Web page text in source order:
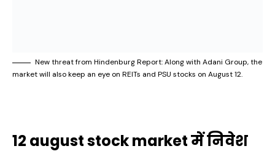
New threat from Hindenburg Report: Along with Adani Group, the
market will also keep an eye on REITs and PSU stocks on August 12.
12 august stock market में निवेश